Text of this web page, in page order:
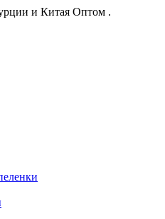
и Китая Оптом .